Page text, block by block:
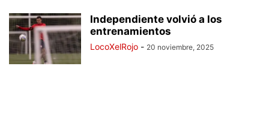
Independiente volvió a los
entrenamientos
LocoXelRojo - 20 noviembre, 2025